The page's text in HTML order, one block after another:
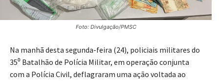
Foto: Divulgação/PMSC
Na manhã desta segunda-feira (24), policiais militares do
35⁰ Batalhão de Polícia Militar, em operação conjunta
com a Polícia Civil, deflagraram uma ação voltada ao